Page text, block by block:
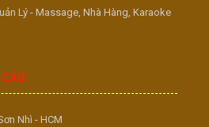
Lý - Massage, Nhà Hàng, Karaoke
Nhì - HCM